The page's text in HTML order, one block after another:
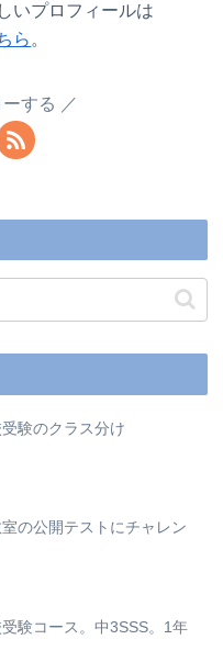
いプロフィールは
ら 。
する
験のクラス分け
の公開テストにチャレン
験コース。中3SSS。1年